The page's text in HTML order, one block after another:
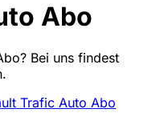
Abo
Bei uns findest
Trafic Auto Abo